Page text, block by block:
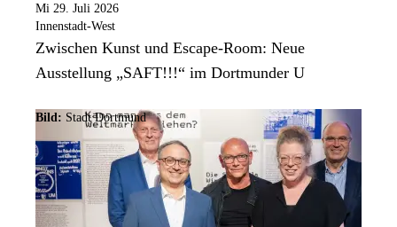
Mi 29. Juli 2026
Innenstadt-West
Zwischen Kunst und Escape-Room: Neue
Ausstellung „SAFT!!!“ im Dortmunder U
Bild: Stadt Dortmund